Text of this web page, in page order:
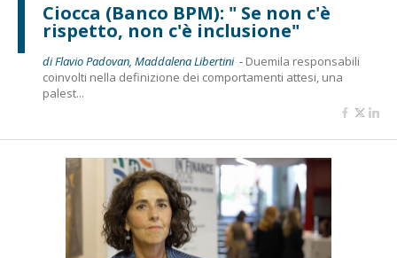
Ciocca (Banco BPM): " Se non c'è
rispetto, non c'è inclusione"
di Flavio Padovan, Maddalena Libertini - Duemila responsabili
coinvolti nella definizione dei comportamenti attesi, una
palest...